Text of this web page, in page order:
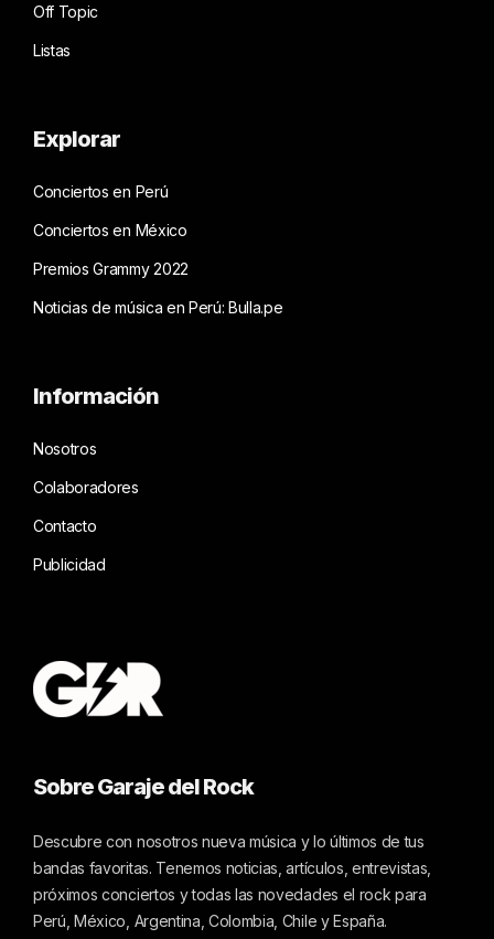
Off Topic
Listas
Explorar
Conciertos en Perú
Conciertos en México
Premios Grammy 2022
Noticias de música en Perú: Bulla.pe
Información
Nosotros
Colaboradores
Contacto
Publicidad
Sobre Garaje del Rock
Descubre con nosotros nueva música y lo últimos de tus
bandas favoritas. Tenemos noticias, artículos, entrevistas,
próximos conciertos y todas las novedades el rock para
Perú, México, Argentina, Colombia, Chile y España.